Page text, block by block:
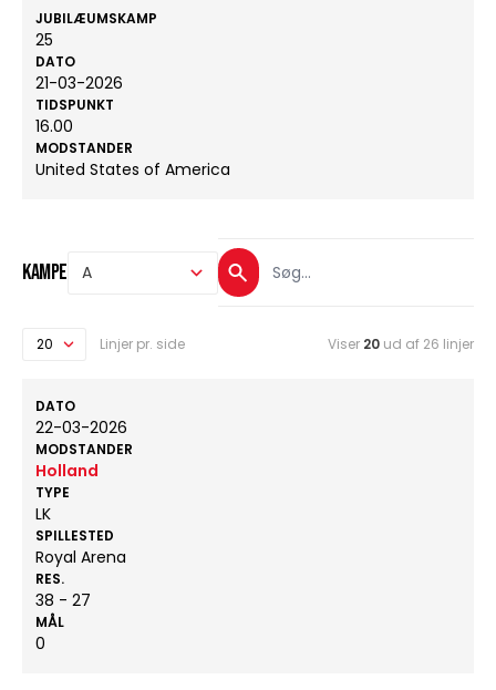
JUBILÆUMSKAMP
25
DATO
21-03-2026
TIDSPUNKT
16.00
MODSTANDER
United States of America
Kampe
Linjer pr. side Viser 20 ud af 26 linjer
DATO
22-03-2026
MODSTANDER
Holland
TYPE
LK
SPILLESTED
Royal Arena
RES.
38 - 27
MÅL
0